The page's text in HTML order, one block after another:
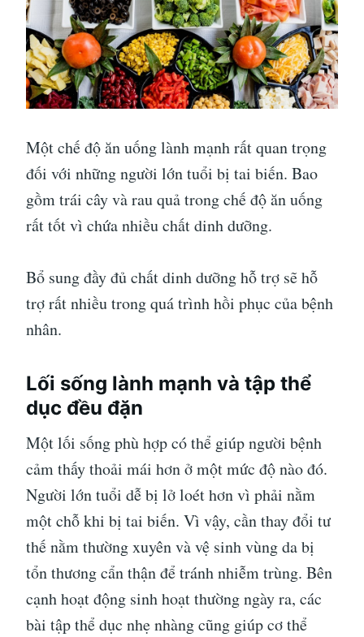
Một chế độ ăn uống lành mạnh rất quan trọng
đối với những người lớn tuổi bị tai biến. Bao
gồm trái cây và rau quả trong chế độ ăn uống
rất tốt vì chứa nhiều chất dinh dưỡng.
Bổ sung đầy đủ chất dinh dưỡng hỗ trợ sẽ hỗ
trợ rất nhiều trong quá trình hồi phục của bệnh
nhân.
Lối sống lành mạnh và tập thể
dục đều đặn
Một lối sống phù hợp có thể giúp người bệnh
cảm thấy thoải mái hơn ở một mức độ nào đó.
Người lớn tuổi dễ bị lở loét hơn vì phải nằm
một chỗ khi bị tai biến. Vì vậy, cần thay đổi tư
thế nằm thường xuyên và vệ sinh vùng da bị
tổn thương cẩn thận để tránh nhiễm trùng. Bên
cạnh hoạt động sinh hoạt thường ngày ra, các
bài tập thể dục nhẹ nhàng cũng giúp cơ thể